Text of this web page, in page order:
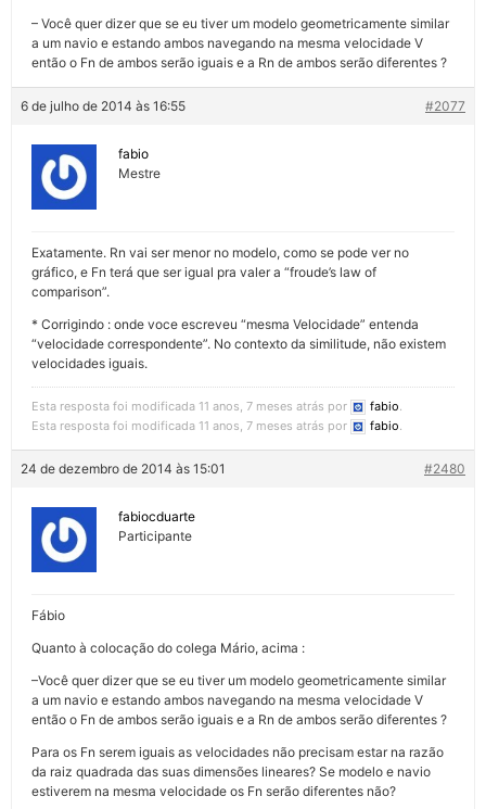
– Você quer dizer que se eu tiver um modelo geometricamente similar
a um navio e estando ambos navegando na mesma velocidade V
então o Fn de ambos serão iguais e a Rn de ambos serão diferentes ?
6 de julho de 2014 às 16:55 #2077
fabio
Mestre
Exatamente. Rn vai ser menor no modelo, como se pode ver no
gráfico, e Fn terá que ser igual pra valer a “froude’s law of
comparison”.
* Corrigindo : onde voce escreveu “mesma Velocidade” entenda
“velocidade correspondente”. No contexto da similitude, não existem
velocidades iguais.
Esta resposta foi modificada 11 anos, 7 meses atrás por fabio.
Esta resposta foi modificada 11 anos, 7 meses atrás por
fabio.
24 de dezembro de 2014 às 15:01 #2480
fabiocduarte
Participante
Fábio
Quanto à colocação do colega Mário, acima :
–Você quer dizer que se eu tiver um modelo geometricamente similar
a um navio e estando ambos navegando na mesma velocidade V
então o Fn de ambos serão iguais e a Rn de ambos serão diferentes ?
Para os Fn serem iguais as velocidades não precisam estar na razão
da raiz quadrada das suas dimensões lineares? Se modelo e navio
estiverem na mesma velocidade os Fn serão diferentes não?